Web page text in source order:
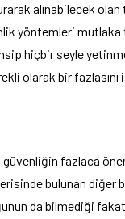
alınabilecek olan
yöntemleri
hiçbir şeyle
olarak bir
güvenliğin fazlaca
bulunan
da bilmediği